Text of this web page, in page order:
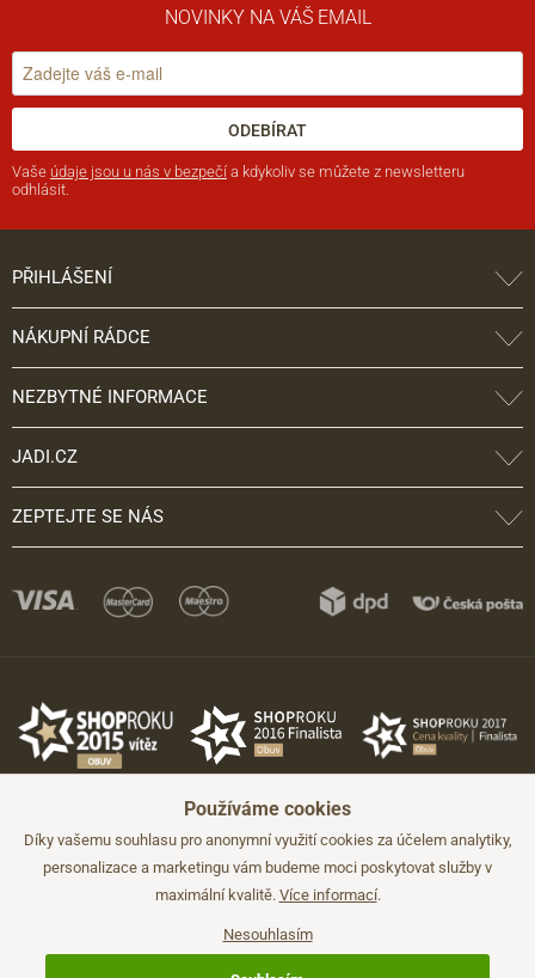
NOVINKY NA VÁŠ EMAIL
ODEBÍRAT
Vaše údaje jsou u nás v bezpečí a kdykoliv se můžete z newsletteru
odhlásit.
PŘIHLÁŠENÍ
NÁKUPNÍ RÁDCE
NEZBYTNÉ INFORMACE
JADI.CZ
ZEPTEJTE SE NÁS
©2026 JADI.cz. Užití materiálů bez souhlasu není možné.
Používáme cookies
Díky vašemu souhlasu pro anonymní využití cookies za účelem analytiky,
personalizace a marketingu vám budeme moci poskytovat služby v
maximální kvalitě. Více informací.
Nesouhlasím